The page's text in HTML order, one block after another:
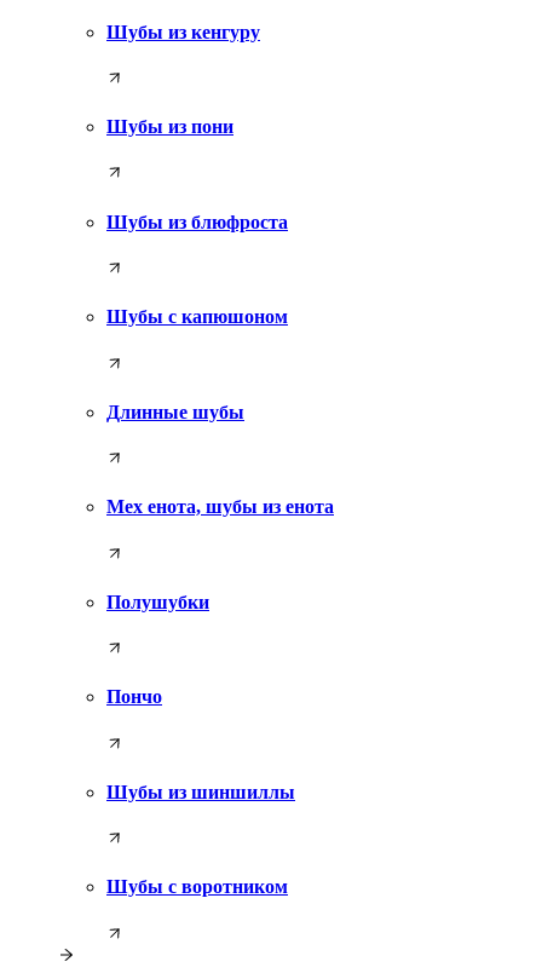
Шубы из кенгуру
Шубы из пони
Шубы из блюфроста
Шубы с капюшоном
Длинные шубы
Мех енота, шубы из енота
Полушубки
Пончо
Шубы из шиншиллы
Шубы с воротником